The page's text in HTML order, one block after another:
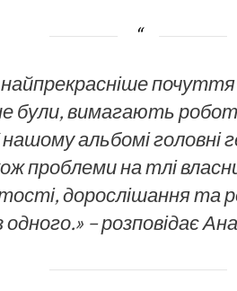
були, вимагають
альбомі головні
проблеми на тлі
дорослішання та
одного.» – розповідає